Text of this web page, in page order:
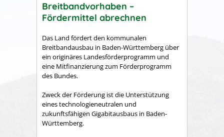
Breitbandvorhaben –
Fördermittel abrechnen
Das Land fördert den kommunalen
Breitbandausbau in Baden-Württemberg über
ein originäres Landesförderprogramm und
eine Mitfinanzierung zum Förderprogramm
des Bundes.
Zweck der Förderung ist die Unterstützung
eines technologieneutralen und
zukunftsfähigen Gigabitausbaus in Baden-
Württemberg.